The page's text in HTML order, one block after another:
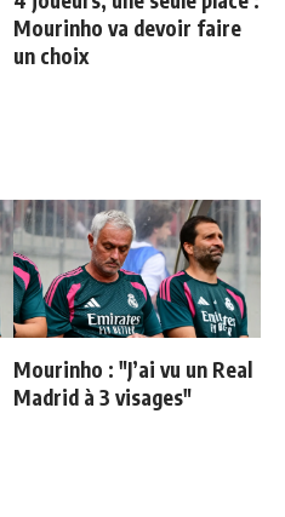
Mourinho va devoir faire
un choix
Mourinho : "J’ai vu un Real
Madrid à 3 visages"